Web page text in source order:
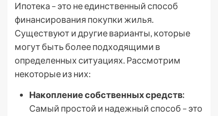
Ипотека – это не единственный способ
финансирования покупки жилья.
Существуют и другие варианты, которые
могут быть более подходящими в
определенных ситуациях. Рассмотрим
некоторые из них:
Накопление собственных средств:
Самый простой и надежный способ – это